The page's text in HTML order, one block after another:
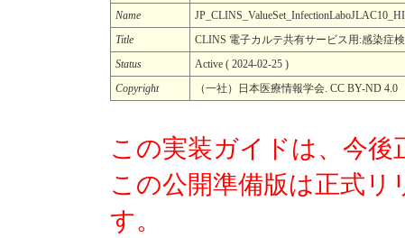
Name
Title
CLINS 電子カルテ共有サービス用:感染症
Status
Active ( 2024-02-25 )
Copyright
（一社）日本医療情報学会. CC BY-ND 4.0
この実装ガイドは、今後
この公開準備版は正式
す。